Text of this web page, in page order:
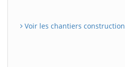
Voir les chantiers construction